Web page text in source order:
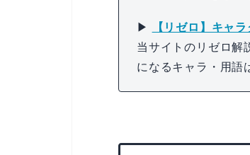
▶
【リゼロ】キャ
当サイトのリゼロ解
になるキャラ・用語